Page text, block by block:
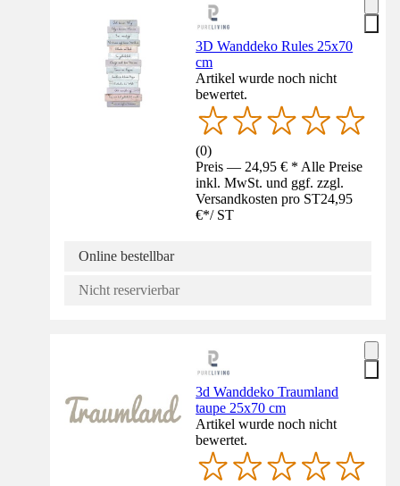
3D Wanddeko Rules 25x70
cm
Artikel wurde noch nicht
bewertet.
(0)
Preis — 24,95 € * Alle Preise
inkl. MwSt. und ggf. zzgl.
Versandkosten pro ST24,95
€*/ ST
Online bestellbar
Nicht reservierbar
3d Wanddeko Traumland
taupe 25x70 cm
Artikel wurde noch nicht
bewertet.